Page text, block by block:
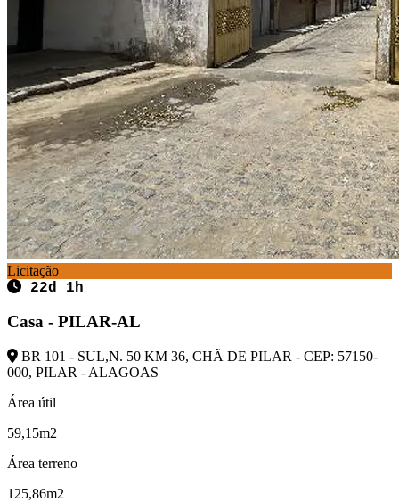
Licitação
22d 1h
Casa - PILAR-AL
BR 101 - SUL,N. 50 KM 36, CHÃ DE PILAR - CEP: 57150-
000, PILAR - ALAGOAS
Área útil
59,15m2
Área terreno
125,86m2